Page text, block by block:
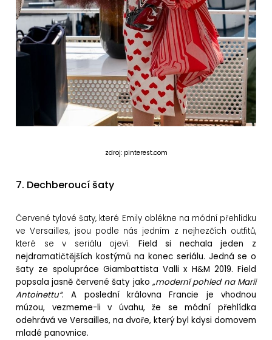
zdroj: pinterest.com
7. Dechberoucí šaty
Červené tylové šaty, které Emily oblékne na módní přehlídku
ve Versailles, jsou podle nás jedním z nejhezčích outfitů,
které se v seriálu ojeví. Field si nechala jeden z
nejdramatičtějších kostýmů na konec seriálu. Jedná se o
šaty ze spolupráce Giambattista Valli x H&M 2019. Field
popsala jasně červené šaty jako „moderní pohled na Marii
Antoinettu“. A poslední královna Francie je vhodnou
múzou, vezmeme-li v úvahu, že se módní přehlídka
odehrává ve Versailles, na dvoře, který byl kdysi domovem
mladé panovnice.